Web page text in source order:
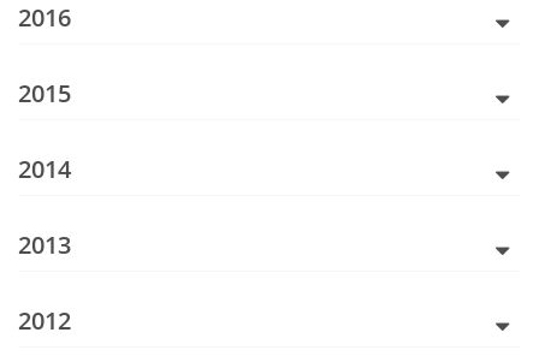
2016
2015
2014
2013
2012